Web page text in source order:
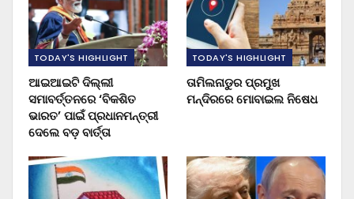
TODAY'S HIGHLIGHT
ଆଇଆଇଟି ଦିଲ୍ଲୀ
ସମାବର୍ତ୍ତନରେ ‘ବିକଶିତ
ଭାରତ’ ପାଇଁ ପ୍ରଧାନମନ୍ତ୍ରୀ
ଦେଲେ ବଡ଼ ବାର୍ତ୍ତା
TODAY'S HIGHLIGHT
ତାମିଲନାଡୁର ପ୍ରମୁଖ
ମନ୍ଦିରରେ ମୋବାଇଲ ନିଷେଧ